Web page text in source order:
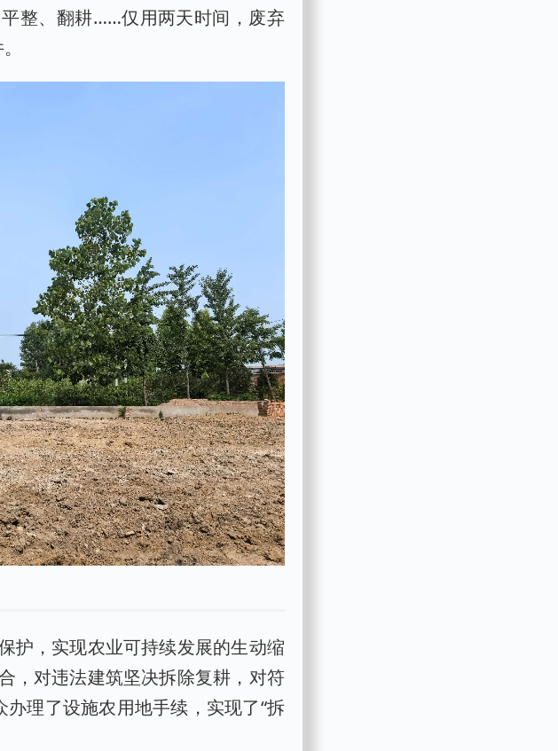
整、翻耕……仅用两天时间，废弃
护，实现农业可持续发展的生动缩
，对违法建筑坚决拆除复耕，对符
理了设施农用地手续，实现了“拆